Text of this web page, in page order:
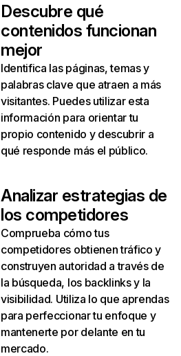
Descubre qué
contenidos funcionan
mejor
Identifica las páginas, temas y
palabras clave que atraen a más
visitantes. Puedes utilizar esta
información para orientar tu
propio contenido y descubrir a
qué responde más el público.
Analizar estrategias de
los competidores
Comprueba cómo tus
competidores obtienen tráfico y
construyen autoridad a través de
la búsqueda, los backlinks y la
visibilidad. Utiliza lo que aprendas
para perfeccionar tu enfoque y
mantenerte por delante en tu
mercado.